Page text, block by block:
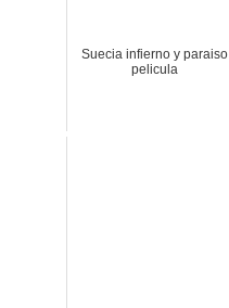
Suecia infierno y paraiso
pelicula